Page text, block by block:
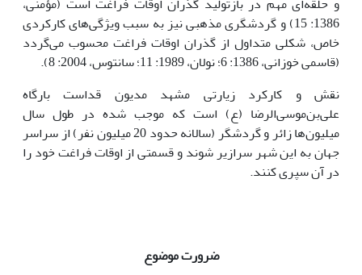
1386: 15) و گردشگری مذهبی نیز به سبب ویژگی‌های کارکردی
خاص، شکلی متداول از گذران اوقات فراغت محسوب می‌گردد
(قاسمی خوزانی، 1386: 6؛ نولان، 1989: 11؛ سانتوس، 2004: 8).
نقش و کارکرد زیارتی مشهد مدیون قداست بارگاه
علی‌بن‌موسی‌الرضا (ع) است که موجب شده در طول سال
میلیون‌ها زائر و گردشگر (سالانه حدود 20 میلیون نفر) از سراسر
جهان به این شهر سرازیر شوند و قسمتی از اوقات فراغت خود را
در آن سپری کنند.
ضرورت موضوع